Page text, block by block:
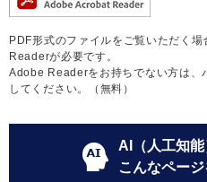
PDF形式のファイルをご覧いただく
Readerが必要です。
Adobe Readerをお持ちでない方は、
してください。（無料）
AI（人工知能
こんなペー